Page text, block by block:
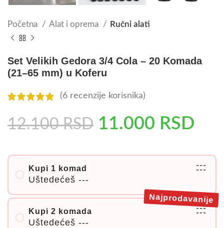
Početna Alat i oprema Ručni alati
Set Velikih Gedora 3/4 Cola – 20 Komada
(21–65 mm) u Koferu
(6 recenzije korisnika)
12.100RSD 11.000 RSD
Kupi 1 komad
Uštedećeš ---
---
---
Kupi 2 komada
Uštedećeš ---
---
---
Najprodavanije